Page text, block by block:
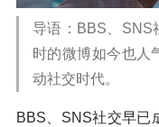
导语：BBS、SNS
时的微博如今也人
动社交时代。
BBS、SNS社交早已